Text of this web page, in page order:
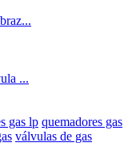
...
gas lp quemadores gas
válvulas de gas